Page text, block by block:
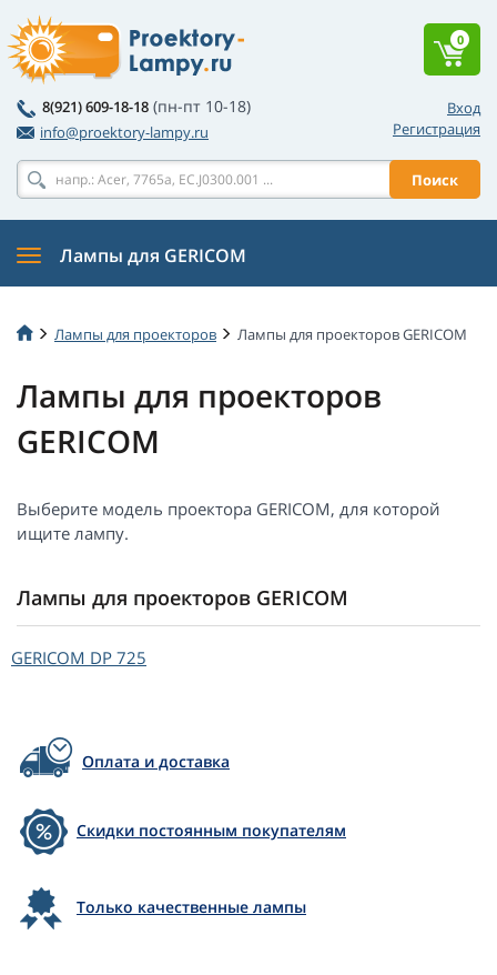
Вход
Регистрация
8(921) 609-18-18 (пн-пт 10-18)
info@proektory-lampy.ru
Поиск
0
Лампы для GERICOM
Лампы для проекторов Лампы для проекторов GERICOM
Лампы для проекторов
GERICOM
Выберите модель проектора GERICOM, для которой
ищите лампу.
Лампы для проекторов GERICOM
GERICOM DP 725
Оплата и доставка
Скидки постоянным покупателям
Только качественные лампы